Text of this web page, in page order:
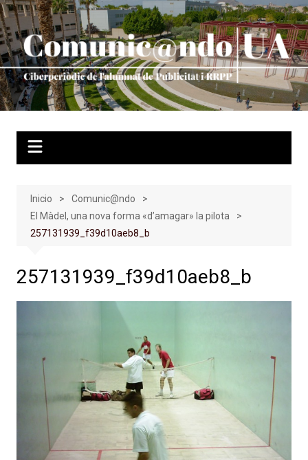
Saltar
al
contenido
Inicio
Comunic@ndo
El Màdel, una nova forma «d’amagar» la pilota
257131939_f39d10aeb8_b
257131939_f39d10aeb8_b